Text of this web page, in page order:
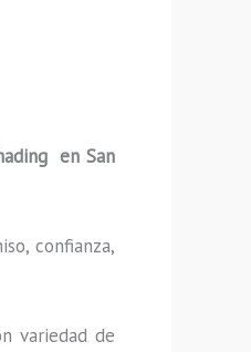
en San
confianza,
variedad de